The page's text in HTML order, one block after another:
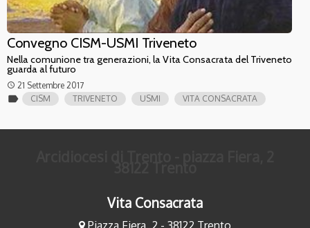
Convegno CISM-USMI Triveneto
Nella comunione tra generazioni, la Vita Consacrata del Triveneto
guarda al futuro
access_time 21 Settembre 2017
label CISM TRIVENETO USMI VITA CONSACRATA
Vita Consacrata
Piazza Fiera, 2 - 38122 Trento